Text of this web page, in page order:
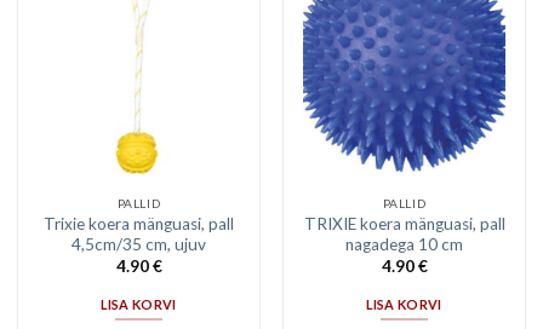
PALLID
Trixie koera mänguasi, pall
4,5cm/35 cm, ujuv
4.90€
LISA KORVI
PALLID
TRIXIE koera mänguasi, pall
nagadega 10 cm
4.90€
LISA KORVI